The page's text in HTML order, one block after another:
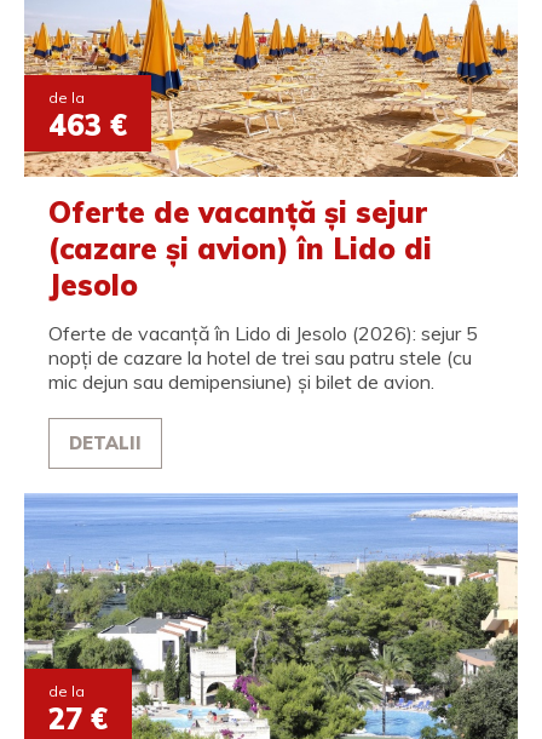
de la
463 €
Oferte de vacanță și sejur
(cazare și avion) în Lido di
Jesolo
Oferte de vacanță în Lido di Jesolo (2026): sejur 5
nopți de cazare la hotel de trei sau patru stele (cu
mic dejun sau demipensiune) și bilet de avion.
DETALII
de la
27 €